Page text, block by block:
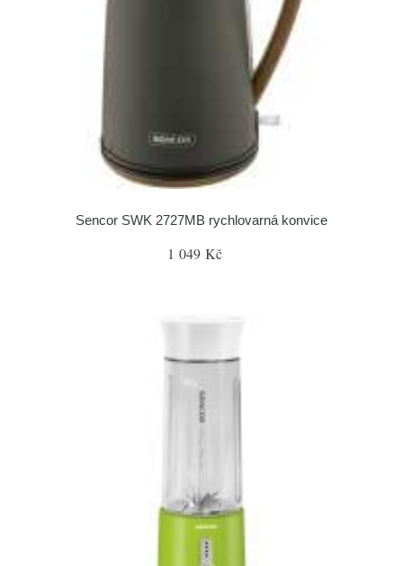
Sencor SWK 2727MB rychlovarná konvice
1 049 Kč